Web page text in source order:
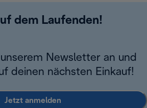
dem Laufenden!
Newsletter an und
deinen nächsten Einkauf!
Jetzt anmelden